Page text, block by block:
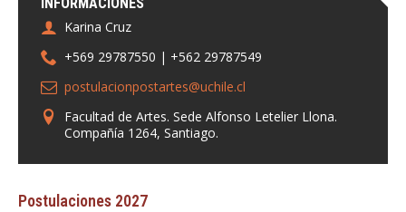
INFORMACIONES
Karina Cruz
+569 29787550 | +562 29787549
postulacionpostartes@uchile.cl
Facultad de Artes. Sede Alfonso Letelier Llona.
Compañía 1264, Santiago.
Postulaciones 2027